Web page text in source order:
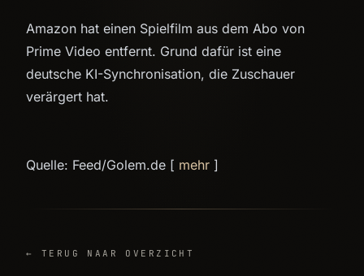
Amazon hat einen Spielfilm aus dem Abo von
Prime Video entfernt. Grund dafür ist eine
deutsche KI-Synchronisation, die Zuschauer
verärgert hat.
Quelle: Feed/Golem.de [ mehr ]
← TERUG NAAR OVERZICHT